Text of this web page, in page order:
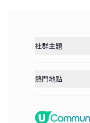
社群主題
熱門地點